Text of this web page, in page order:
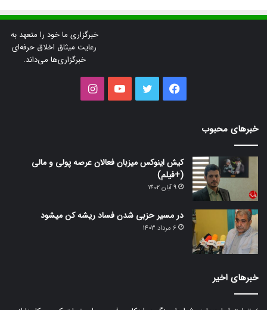
خبرگزاری ما خود را متعهد به
رعایت میثاق اخلاق حرفه‌ای
خبرگزاری‌ها می‌داند.
فیس
توییتر یوتیوب
خبرهای محبوب
کیش اینوکس میزبان فعالان عرصه پولی و مالی
(+فیلم)
9 آبان 1402
در مسیر حزبی شدن فساد ریشه کن میشود
6 مرداد 1403
خبرهای اخیر